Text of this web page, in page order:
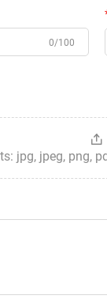
0/100
jpeg, png,